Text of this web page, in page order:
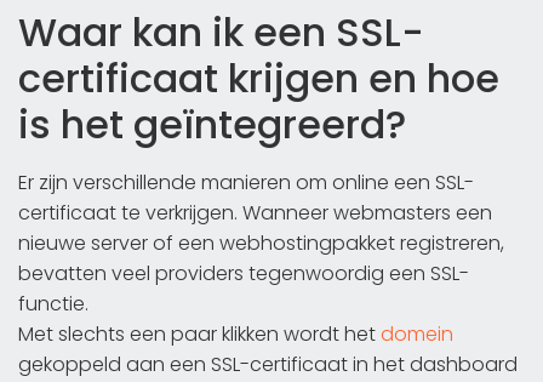
Waar kan ik een SSL-
certificaat krijgen en hoe
is het geïntegreerd?
Er zijn verschillende manieren om online een SSL-
certificaat te verkrijgen. Wanneer webmasters een
nieuwe server of een webhostingpakket registreren,
bevatten veel providers tegenwoordig een SSL-
functie.
Met slechts een paar klikken wordt hetdomein
gekoppeld aan een SSL-certificaat in het dashboard